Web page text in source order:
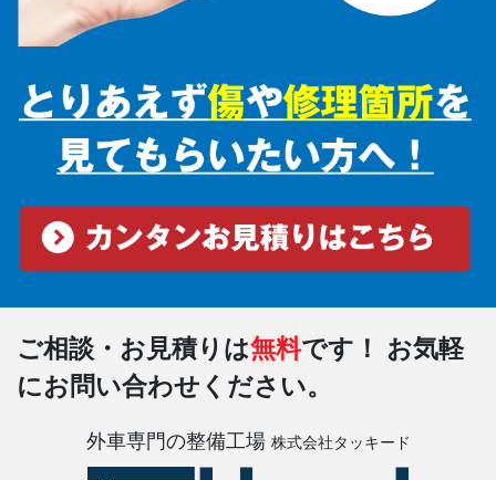
ご相談・お見積りは無料です！
お気軽
にお問い合わせください。
外車専門の整備工場 株式会社タッキード